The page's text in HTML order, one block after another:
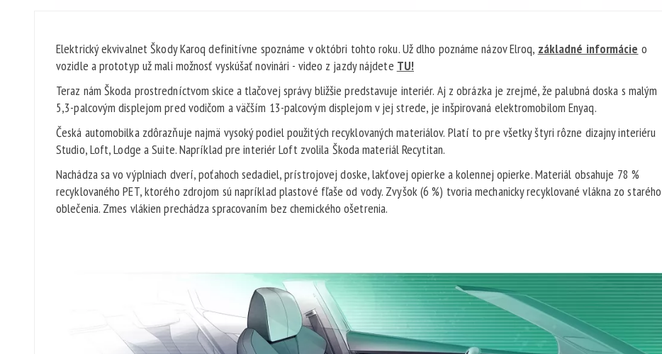
Elektrický ekvivalnet Škody Karoq definitívne spoznáme v októbri tohto roku. Už dlho poznáme názov Elroq, základné informácie o
vozidle a prototyp už mali možnosť vyskúšať novinári - video z jazdy nájdete TU!
Teraz nám Škoda prostredníctvom skice a tlačovej správy bližšie predstavuje interiér. Aj z obrázka je zrejmé, že palubná doska s malým
5,3-palcovým displejom pred vodičom a väčším 13-palcovým displejom v jej strede, je inšpirovaná elektromobilom Enyaq.
Česká automobilka zdôrazňuje najmä vysoký podiel použitých recyklovaných materiálov. Platí to pre všetky štyri rôzne dizajny interiéru
Studio, Loft, Lodge a Suite. Napríklad pre interiér Loft zvolila Škoda materiál Recytitan.
Nachádza sa vo výplniach dverí, poťahoch sedadiel, prístrojovej doske, lakťovej opierke a kolennej opierke. Materiál obsahuje 78 %
recyklovaného PET, ktorého zdrojom sú napríklad plastové fľaše od vody. Zvyšok (6 %) tvoria mechanicky recyklované vlákna zo starého
oblečenia. Zmes vlákien prechádza spracovaním bez chemického ošetrenia.